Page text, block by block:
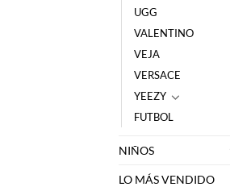
UGG
VALENTINO
VEJA
VERSACE
YEEZY
FUTBOL
NIÑOS
LO MÁS VENDIDO